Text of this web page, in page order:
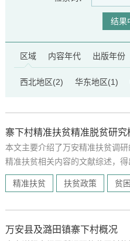
区域 内容年代 出版年份
西北地区(2) 华东地区(1)
寨下村精准扶贫精准脱贫研究
本文主要介绍了万安精准扶贫调
精准扶贫相关内容的文献综述，
性的结论，并提出具体的研究思
精准扶贫
扶贫政策 贫
万安县及潞田镇寨下村概况